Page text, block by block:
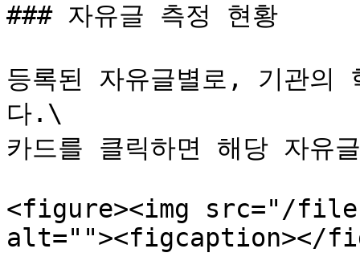
### 자유글 측정 현황
등록된 자유글별로, 기관의
다.\
카드를 클릭하면 해당 자유
<figure><img src="/files/
alt=""><figcaption></